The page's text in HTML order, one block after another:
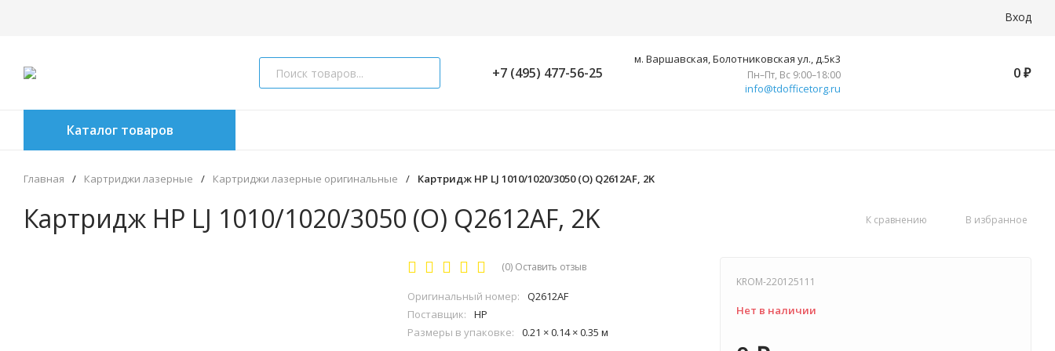
Вход
+7 (495) 477-56-25
м. Варшавская, Болотниковская ул., д.5к3
Пн–Пт, Вс 9:00–18:00
info@tdofficetorg.ru
0 ₽
Каталог товаров
Главная / Картриджи лазерные / Картриджи лазерные оригинальные / Картридж HP LJ 1010/1020/3050 (O) Q2612AF, 2K
Картридж HP LJ 1010/1020/3050 (O) Q2612AF, 2K К сравнению В избранное
(0) Оставить отзыв
Оригинальный номер:
Q2612AF
Поставщик:
HP
Размеры в упаковке:
0.21 × 0.14 × 0.35 м
KROM-220125111
Нет в наличии